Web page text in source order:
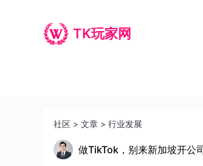
TK玩家网
社区 > 文章 > 行业发展
做TikTok，别来新加坡开公